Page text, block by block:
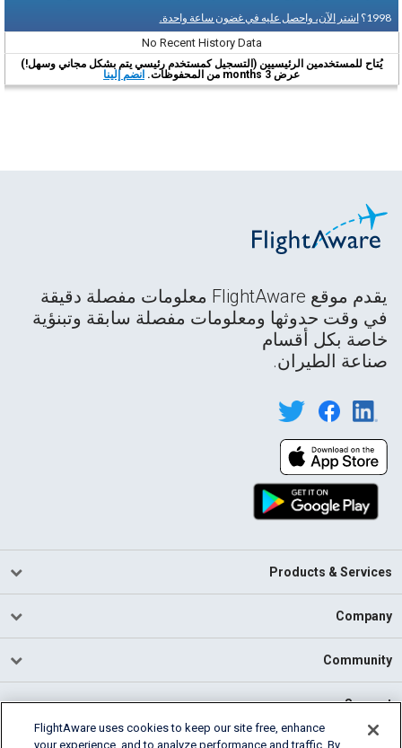
1998؟ اشتر الآن، واحصل عليه في غضون ساعة واحدة.
No Recent History Data
يُتاح للمستخدمين الرئيسيين (التسجيل كمستخدم رئيسي يتم بشكل مجاني وسهل!)
عرض 3 months من المحفوظات.
انضم إلينا
يقدم موقع FlightAware معلومات مفصلة دقيقة
في وقت حدوثها ومعلومات مفصلة سابقة وتبنؤية
خاصة بكل أقسام
صناعة الطيران.
Products & Services
Company
Community
Support
FlightAware uses cookies to keep our site free, enhance
your experience, and to analyze performance and traffic. By